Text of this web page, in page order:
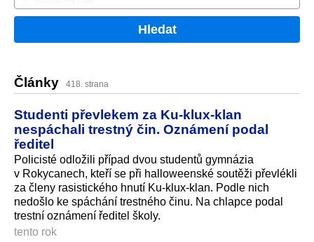
Hledat
Články 418. strana
Studenti převlekem za Ku-klux-klan
nespáchali trestný čin. Oznámení podal
ředitel
Policisté odložili případ dvou studentů gymnázia
v Rokycanech, kteří se při halloweenské soutěži převlékli
za členy rasistického hnutí Ku-klux-klan. Podle nich
nedošlo ke spáchání trestného činu. Na chlapce podal
trestní oznámení ředitel školy.
tento rok